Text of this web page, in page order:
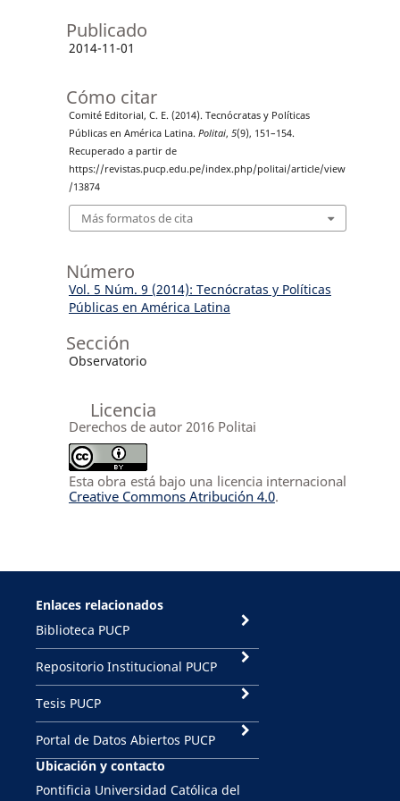
Publicado
2014-11-01
Cómo citar
Comité Editorial, C. E. (2014). Tecnócratas y Políticas
Públicas en América Latina. Politai, 5(9), 151–154.
Recuperado a partir de
https://revistas.pucp.edu.pe/index.php/politai/article/view
/13874
Más formatos de cita
Número
Vol. 5 Núm. 9 (2014): Tecnócratas y Políticas
Públicas en América Latina
Sección
Observatorio
Licencia
Derechos de autor 2016 Politai
Esta obra está bajo una licencia internacional
Creative Commons Atribución 4.0.
Enlaces relacionados
Biblioteca PUCP
Repositorio Institucional PUCP
Tesis PUCP
Portal de Datos Abiertos PUCP
Ubicación y contacto
Pontificia Universidad Católica del